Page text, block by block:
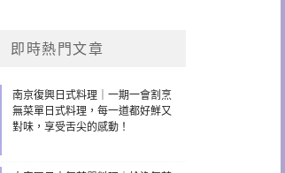
即時熱門文章
南京復興日式料理｜一期一會割烹
無菜單日式料理，每一道都好鮮又
對味，享受舌尖的感動！